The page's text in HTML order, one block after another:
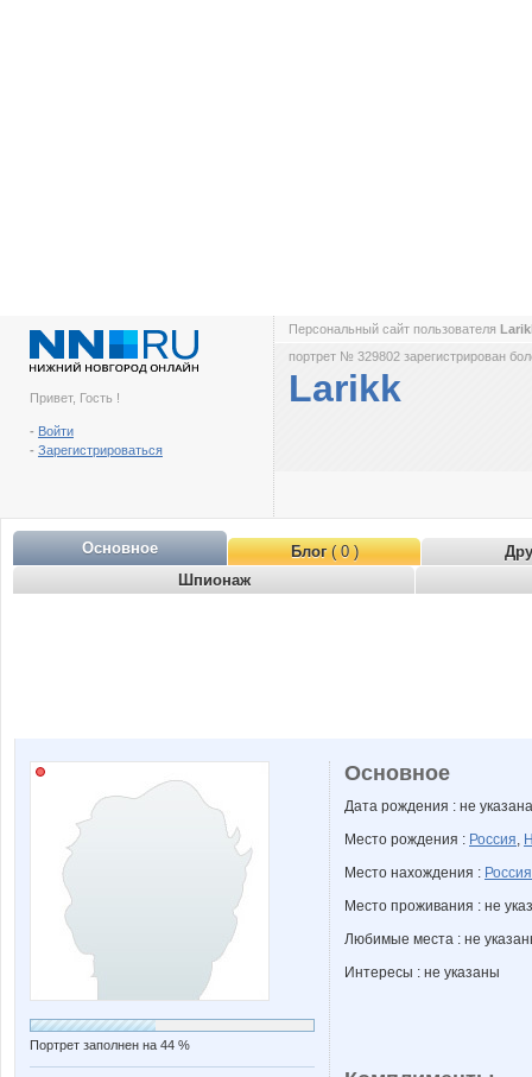
Привет, Гость !
- Войти
- Зарегистрироваться
Персональный сайт пользователя
портрет № 329802 зарегистрирован
Larikk
Основное Блог( 0 )
Шпионаж
Портрет заполнен на 44 %
Основное
Дата рождения : не указана
Место рождения : Россия,
Место нахождения : Россия
Место проживания : не
Любимые места : не
Интересы : не указаны